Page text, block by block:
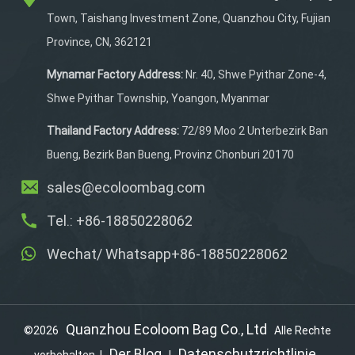
Reißverschluss am
Hauptfach sorgt dafür,
Inneren gut organisiert
bleibt.
Town, Taishang Investment Zone, Quanzhou City, Fujian
Province, CN, 362121
Mynamar Factory Address:Nr. 40, Shwe Pyithar Zone-4,
Shwe Pyithar Township, Yoangon, Myanmar
Thailand Factory Address:72/89 Moo 2 Unterbezirk Ban
Bueng, Bezirk Ban Bueng, Provinz Chonburi 20170
sales@ecoloombag.com
Tel.: +86-18850228062
Wechat/ Whatsapp+86-18850228062
©2026 Quanzhou Ecoloom Bag Co., Ltd
Alle Rechte